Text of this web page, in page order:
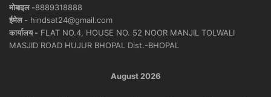
मोबाइल -8889318888
ईमेल - hindsat24@gmail.com
कार्यालय - FLAT NO.4, HOUSE NO. 52 NOOR MANJIL TOLWALI
MASJID ROAD HUJUR BHOPAL Dist.-BHOPAL
August 2026